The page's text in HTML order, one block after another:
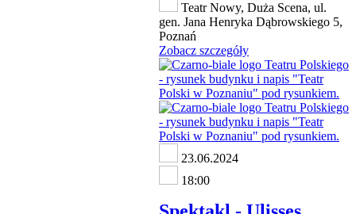
Teatr Nowy, Duża Scena, ul.
gen. Jana Henryka Dąbrowskiego 5,
Poznań
Zobacz szczegóły
23.06.2024
18:00